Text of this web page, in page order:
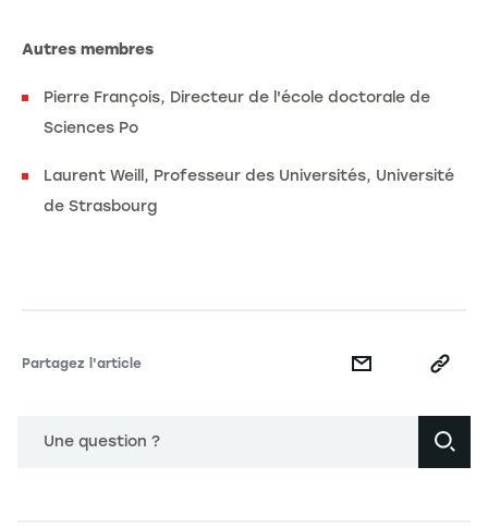
Autres membres
Pierre François, Directeur de l'école doctorale de
Sciences Po
Laurent Weill, Professeur des Universités, Université
de Strasbourg
Partagez l'article
Une question ?